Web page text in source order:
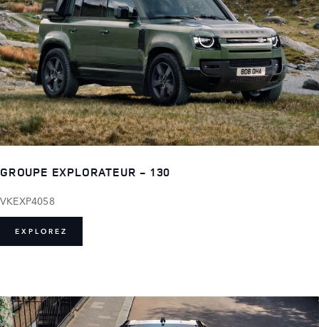
GROUPE EXPLORATEUR - 130
VKEXP4058
EXPLOREZ